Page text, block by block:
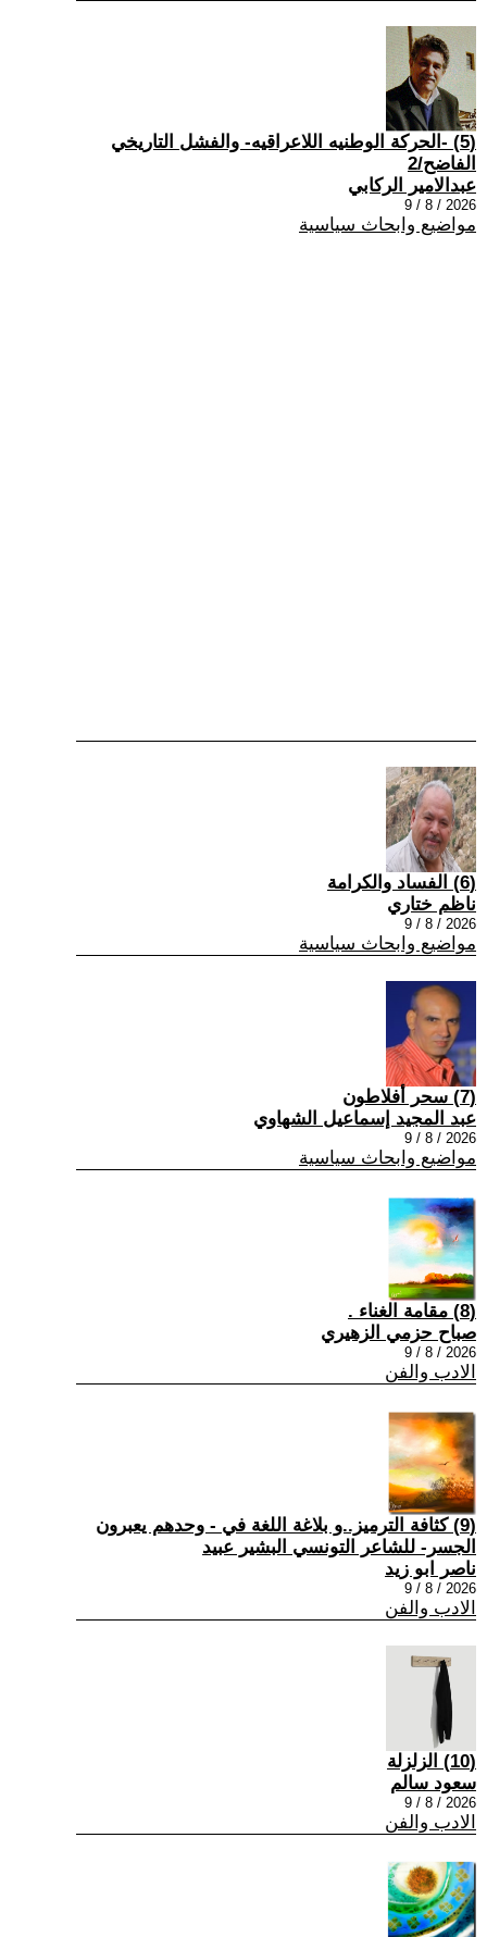
(5) -الحركة الوطنيه اللاعراقيه- والفشل التاريخي
الفاضح/2
عبدالامير الركابي
2026 / 8 / 9
مواضيع وابحاث سياسية
(6) الفساد والكرامة
ناظم ختاري
2026 / 8 / 9
مواضيع وابحاث سياسية
(7) سحر أفلاطون
عبد المجيد إسماعيل الشهاوي
2026 / 8 / 9
مواضيع وابحاث سياسية
(8) مقامة الغناء .
صباح حزمي الزهيري
2026 / 8 / 9
الادب والفن
(9) كثافة الترميز..و بلاغة اللغة في - وحدهم يعبرون
الجسر- للشاعر التونسي البشير عبيد
ناصر ابو زيد
2026 / 8 / 9
الادب والفن
(10) الزلزلة
سعود سالم
2026 / 8 / 9
الادب والفن